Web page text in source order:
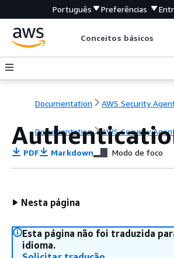
Português Preferências
Conceitos básicos
Documentation AWS Security
Documentation AWS Security
PDF Markdown Modo de foco
Nesta página
Esta página não foi traduzida
idioma.